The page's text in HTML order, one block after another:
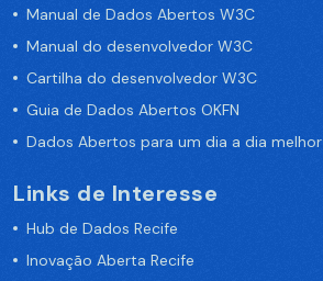
Manual de Dados Abertos W3C
Manual do desenvolvedor W3C
Cartilha do desenvolvedor W3C
Guia de Dados Abertos OKFN
Dados Abertos para um dia a dia melhor
Links de Interesse
Hub de Dados Recife
Inovação Aberta Recife